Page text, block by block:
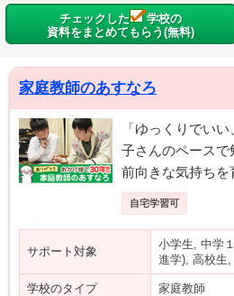
チェックした
学校の
資料をまとめてもらう(無料)
家庭教師のあすなろ
「ゆっくりでい
子さんのペースで
前向きな気持ちを
自宅学習可
サポート対象
小学生, 中学
進学), 高校生
学校のタイプ 家庭教師